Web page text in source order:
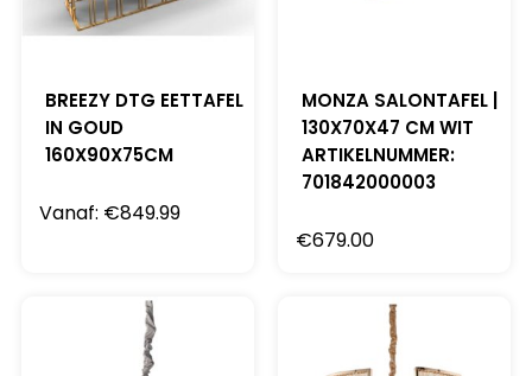
BREEZY DTG EETTAFEL
IN GOUD
160X90X75CM
Vanaf: €849.99
MONZA SALONTAFEL |
130X70X47 CM WIT
ARTIKELNUMMER:
701842000003
€679.00